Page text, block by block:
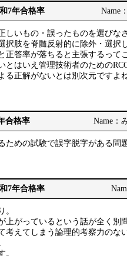
7年合格率 Name
しいもの・誤ったものを選びな
択肢を脊髄反射的に除外・選択
正答率が落ちると主張するって
とはいえ管理技術者のための
る正解がないとは別次元ですよ
合格率 Name：
ための試験で誤字脱字がある問
7年合格率
。
上がっているという話が全く別
考えてしまう論理的考察力の
。